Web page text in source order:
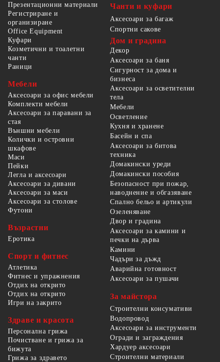
Презентационни материали
Регистриране и
организиране
Office Equipment
Чанти и куфари
Аксесоари за багаж
Спортни сакове
Куфари
Козметични и тоалетни
чанти
Раници
Мебели
Аксесоари за офис мебели
Комплекти мебели
Аксесоари за паравани за
стая
Външни мебели
Колички и островни
шкафове
Маси
Пейки
Легла и аксесоари
Аксесоари за дивани
Аксесоари за маси
Аксесоари за столове
Футони
Възрастни
Еротика
Спорт и фитнес
Атлетика
Фитнес и упражнения
Отдих на открито
Отдих на открито
Игри на закрито
Здраве и красота
Персонална грижа
Почистване и грижа за
бижута
Грижа за здравето
Дом и градина
Декор
Аксесоари за баня
Сигурност за дома и
бизнеса
Аксесоари за осветителни
тела
Мебели
Осветление
Кухня и хранене
Басейн и спа
Аксесоари за битова
техника
Домакински уреди
Домакински пособия
Безопасност при пожар,
наводнение и обгазяване
Спално бельо и артикули
Озеленяване
Двор и градина
Аксесоари за камини и
печки на дърва
Камини
Чадъри за дъжд
Аварийна готовност
Аксесоари за пушачи
За майстора
Строителни консумативи
Водопровод
Аксесоари за инструменти
Огради и заграждения
Хардуер аксесоари
Строителни материали